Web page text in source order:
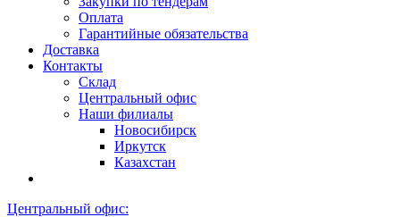
Оплата
Гарантийные обязательства
Доставка
Контакты
Склад
Центральный офис
Наши филиалы
Новосибирск
Иркутск
Казахстан
Центральный офис: